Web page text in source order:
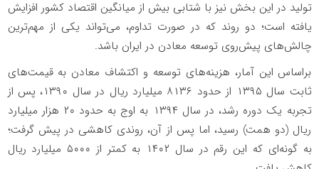
تولید در این بخش نیز با شتابی بیش از میانگین اقتصاد کشور افزایش
یافته است؛ دو روند که در صورت تداوم، می‌تواند یکی از مهم‌ترین
چالش‌های پیش‌روی توسعه معادن در ایران باشد.
براساس این آمار، هزینه‌های توسعه و اکتشاف معادن به قیمت‌های
ثابت سال ۱۳۹۵ از حدود ۸۱۳۶ میلیارد ریال در سال ۱۳۹۰، پس از
تجربه یک دوره رشد، در سال ۱۳۹۴ به اوج به حدود ۲۰ هزار میلیارد
ریال (دو همت) رسید، اما پس از آن، روندی کاهشی در پیش گرفت؛
به گونه‌ای که این رقم در سال ۱۴۰۲ به کمتر از ۵۰۰۰ میلیارد ریال